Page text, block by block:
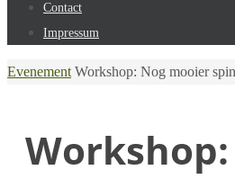
Contact
Impressum
Home
Evenement Workshop: Nog mooier